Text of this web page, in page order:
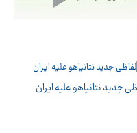
جدید نتانیاهو علیه ایران